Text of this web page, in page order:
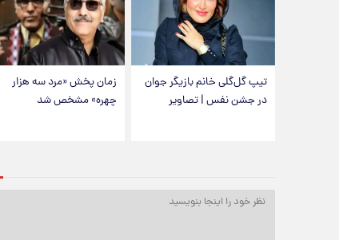
تیپ گل‌گلی خانم بازیگر جوان
در جشن نفس | تصاویر
زمان پخش «مرد سه هزار
چهره» مشخص شد